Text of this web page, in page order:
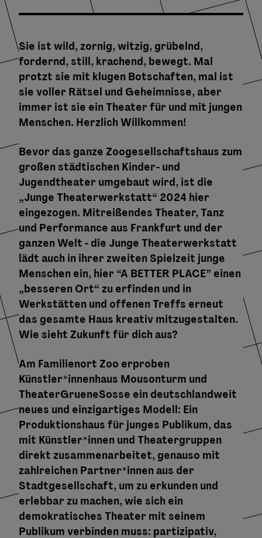
Sie ist wild, zornig, witzig, grübelnd,
fordernd, still, krachend, bewegt. Mal
protzt sie mit klugen Botschaften, mal ist
sie voller Rätsel und Geheimnisse, aber
immer ist sie ein Theater für und mit jungen
Menschen. Herzlich Willkommen!
Bevor das ganze Zoogesellschaftshaus zum
großen städtischen Kinder- und
Jugendtheater umgebaut wird, ist die
„Junge Theaterwerkstatt“ 2024 hier
eingezogen. Mitreißendes Theater, Tanz
und Performance aus Frankfurt und der
ganzen Welt - die Junge Theaterwerkstatt
lädt auch in ihrer zweiten Spielzeit junge
Menschen ein, hier “A BETTER PLACE” einen
„besseren Ort“ zu erfinden und in
Werkstätten und offenen Treffs erneut
das gesamte Haus kreativ mitzugestalten.
Wie sieht Zukunft für dich aus?
Am Familienort Zoo erproben
Künstler*innenhaus Mousonturm und
TheaterGrueneSosse ein deutschlandweit
neues und einzigartiges Modell: Ein
Produktionshaus für junges Publikum, das
mit Künstler*innen und Theatergruppen
direkt zusammenarbeitet, genauso mit
zahlreichen Partner*innen aus der
Stadtgesellschaft, um zu erkunden und
erlebbar zu machen, wie sich ein
demokratisches Theater mit seinem
Publikum verbinden muss: partizipativ,